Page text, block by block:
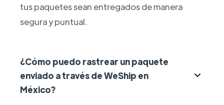
tus paquetes sean entregados de manera
segura y puntual.
¿Cómo puedo rastrear un paquete
enviado a través de WeShip en
México?